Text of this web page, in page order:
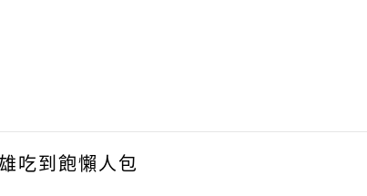
吃到飽懶人包